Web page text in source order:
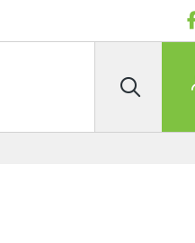
Rechercher